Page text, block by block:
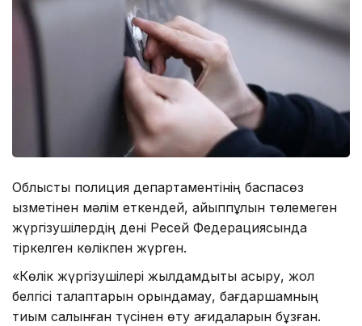
Облыстық полиция департаментінің баспасөз
қызметінен мәлім еткендей, айыппұлын төлемеген
жүргізушілердің дені Ресей Федерациясында
тіркелген көлікпен жүрген.
«Көлік жүргізушілері жылдамдықты асыру, жол
белгісі талаптарын орындамау, бағдаршамның
тиым салынған түсінен өту қағидаларын бұзған.